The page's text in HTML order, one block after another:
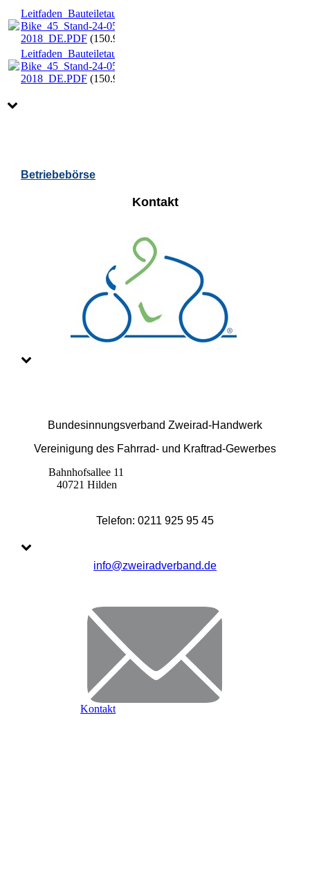
Leitfaden_Bauteiletausch_E-
Bike_45_Stand-24-05-
2018_DE.PDF (150.96KB)
Leitfaden_Bauteiletausch_E-
Bike_45_Stand-24-05-
2018_DE.PDF (150.96KB)
Betriebebörse
Kontakt
Bundesinnungsverband Zweirad-Handwerk
Vereinigung des Fahrrad- und Kraftrad-Gewerbes
Bahnhofsallee 11
40721 Hilden
Telefon: 0211 925 95 45
info@zweiradverband.de
Kontakt